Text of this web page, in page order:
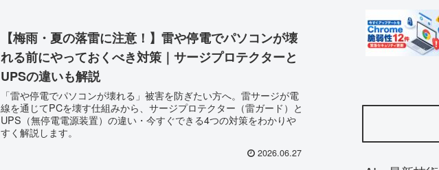
【梅雨・夏の落雷に注意！】雷や停電でパソコンが壊
れる前にやっておくべき対策｜サージプロテクターと
UPSの違いも解説
「雷や停電でパソコンが壊れる」被害を防ぎたい方へ。雷サージが電
線を通じてPCを壊す仕組みから、サージプロテクター（雷ガード）と
UPS（無停電電源装置）の違い・今すぐできる4つの対策をわかりや
すく解説します。
2026.06.27